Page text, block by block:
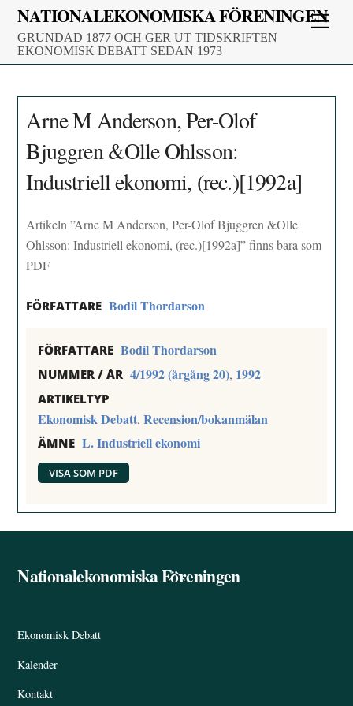
Skip
content
NATIONALEKONOMISKA FÖRENINGEN
GRUNDAD 1877 OCH GER UT TIDSKRIFTEN
EKONOMISK DEBATT SEDAN 1973
Arne M Anderson, Per-Olof
Bjuggren &Olle Ohlsson:
Industriell ekonomi, (rec.)[1992a]
Artikeln ”Arne M Anderson, Per-Olof Bjuggren &Olle
Ohlsson: Industriell ekonomi, (rec.)[1992a]” finns bara som
PDF
FÖRFATTARE Bodil Thordarson
FÖRFATTARE Bodil Thordarson
NUMMER / ÅR 4/1992 (årgång 20), 1992
ARTIKELTYP
Ekonomisk Debatt,Recension/bokanmälan
ÄMNE L. Industriell ekonomi
VISA SOM PDF
Back
Nationalekonomiska Föreningen
Ekonomisk Debatt
Kalender
Kontakt